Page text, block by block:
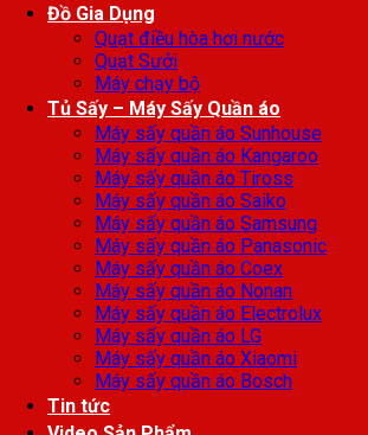
Đồ Gia Dụng
Quạt điều hòa hơi nước
Quạt Sưởi
Máy chạy bộ
Tủ Sấy – Máy Sấy Quần áo
Máy sấy quần áo Sunhouse
Máy sấy quần áo Kangaroo
Máy sấy quần áo Tiross
Máy sấy quần áo Saiko
Máy sấy quần áo Samsung
Máy sấy quần áo Panasonic
Máy sấy quần áo Coex
Máy sấy quần áo Nonan
Máy sấy quần áo Electrolux
Máy sấy quần áo LG
Máy sấy quần áo Xiaomi
Máy sấy quần áo Bosch
Tin tức